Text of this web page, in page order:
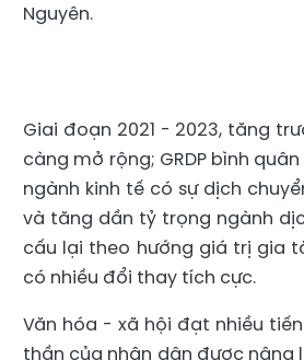
Nguyên.
Giai đoạn 2021 - 2023, tăng
càng mở rộng; GRDP bình
ngành kinh tế có sự dịch
và tăng dần tỷ trọng ngành
cấu lại theo hướng giá trị gia
có nhiều đổi thay tích cực.
Văn hóa - xã hội đạt nhiều
thần của nhân dân được nâng